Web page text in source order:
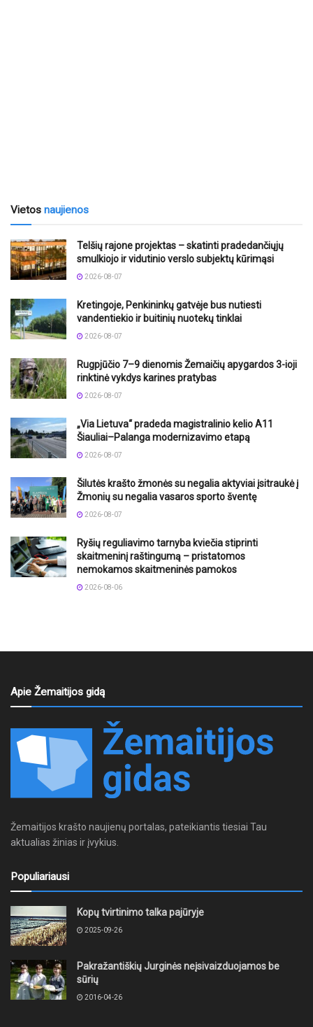
Vietos naujienos
Telšių rajone projektas – skatinti pradedančiųjų
smulkiojo ir vidutinio verslo subjektų kūrimąsi
2026-08-07
Kretingoje, Penkininkų gatvėje bus nutiesti
vandentiekio ir buitinių nuotekų tinklai
2026-08-07
Rugpjūčio 7–9 dienomis Žemaičių apygardos 3-ioji
rinktinė vykdys karines pratybas
2026-08-07
„Via Lietuva“ pradeda magistralinio kelio A11
Šiauliai–Palanga modernizavimo etapą
2026-08-07
Šilutės krašto žmonės su negalia aktyviai įsitraukė į
Žmonių su negalia vasaros sporto šventę
2026-08-07
Ryšių reguliavimo tarnyba kviečia stiprinti
skaitmeninį raštingumą – pristatomos
nemokamos skaitmeninės pamokos
2026-08-06
Apie Žemaitijos gidą
Žemaitijos krašto naujienų portalas, pateikiantis tiesiai Tau
aktualias žinias ir įvykius.
Populiariausi
Kopų tvirtinimo talka pajūryje
2025-09-26
Pakražantiškių Jurginės neįsivaizduojamos be
sūrių
2016-04-26